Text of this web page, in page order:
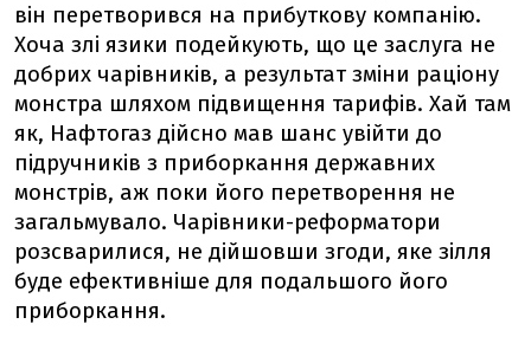
він перетворився на прибуткову компанію.
Хоча злі язики подейкують, що це заслуга не
добрих чарівників, а результат зміни раціону
монстра шляхом підвищення тарифів. Хай там
як, Нафтогаз дійсно мав шанс увійти до
підручників з приборкання державних
монстрів, аж поки його перетворення не
загальмувало. Чарівники-реформатори
розсварилися, не дійшовши згоди, яке зілля
буде ефективніше для подальшого його
приборкання.